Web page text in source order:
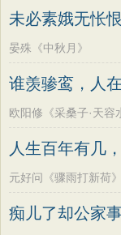
未必素娥无怅
晏殊《中秋月》
谁羡骖鸾，人
欧阳修《采桑子·天容
人生百年有几
元好问《骤雨打新荷》
痴儿了却公家